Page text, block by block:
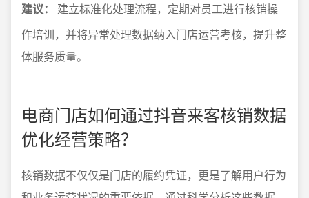
建议：
建立标准化处理流程，定期对员工进行核销操
作培训，并将异常处理数据纳入门店运营考核，提升整
体服务质量。
电商门店如何通过抖音来客核销数据
优化经营策略？
核销数据不仅仅是门店的履约凭证，更是了解用户行为